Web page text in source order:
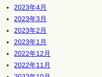
2023年4月
2023年3月
2023年2月
2023年1月
2022年12月
2022年11月